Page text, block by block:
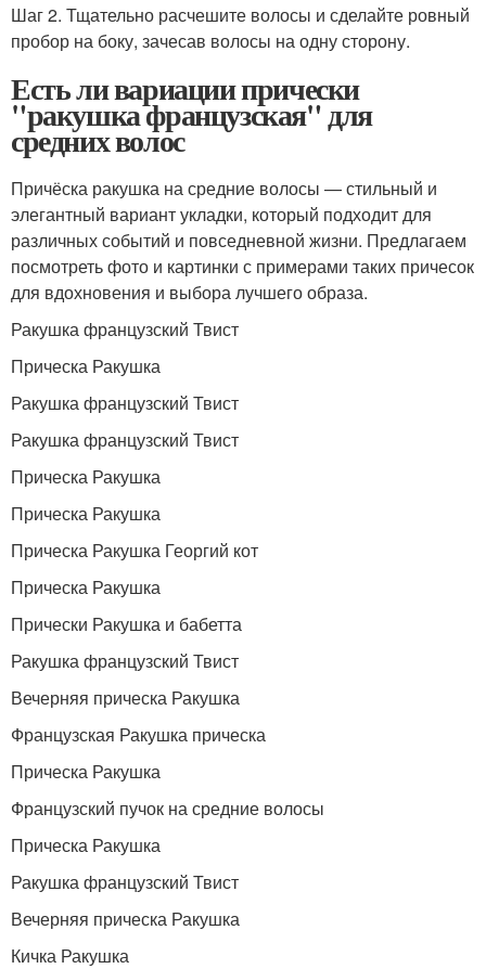
Шаг 2. Тщательно расчешите волосы и сделайте ровный
пробор на боку, зачесав волосы на одну сторону.
Есть ли вариации прически
"ракушка французская" для
средних волос
Причёска ракушка на средние волосы — стильный и
элегантный вариант укладки, который подходит для
различных событий и повседневной жизни. Предлагаем
посмотреть фото и картинки с примерами таких причесок
для вдохновения и выбора лучшего образа.
Ракушка французский Твист
Прическа Ракушка
Ракушка французский Твист
Ракушка французский Твист
Прическа Ракушка
Прическа Ракушка
Прическа Ракушка Георгий кот
Прическа Ракушка
Прически Ракушка и бабетта
Ракушка французский Твист
Вечерняя прическа Ракушка
Французская Ракушка прическа
Прическа Ракушка
Французский пучок на средние волосы
Прическа Ракушка
Ракушка французский Твист
Вечерняя прическа Ракушка
Кичка Ракушка